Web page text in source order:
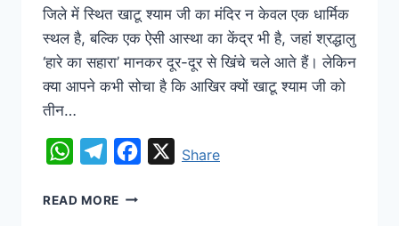
जिले में स्थित खाटू श्याम जी का मंदिर न केवल एक धार्मिक
स्थल है, बल्कि एक ऐसी आस्था का केंद्र भी है, जहां श्रद्धालु
‘हारे का सहारा’ मानकर दूर-दूर से खिंचे चले आते हैं। लेकिन
क्या आपने कभी सोचा है कि आखिर क्यों खाटू श्याम जी को
तीन…
WhatsAppTelegramFacebook
XShare
READ MORE